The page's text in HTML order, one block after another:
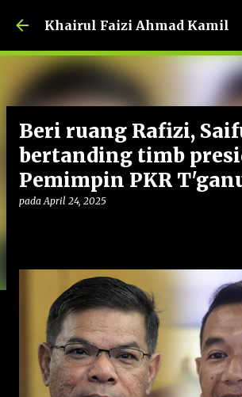
Langkau ke kandungan
Khairul Faizi Ahmad Kamil
Beri ruang Rafizi,
bertanding timb
Pemimpin PKR
padaApril 24, 2025